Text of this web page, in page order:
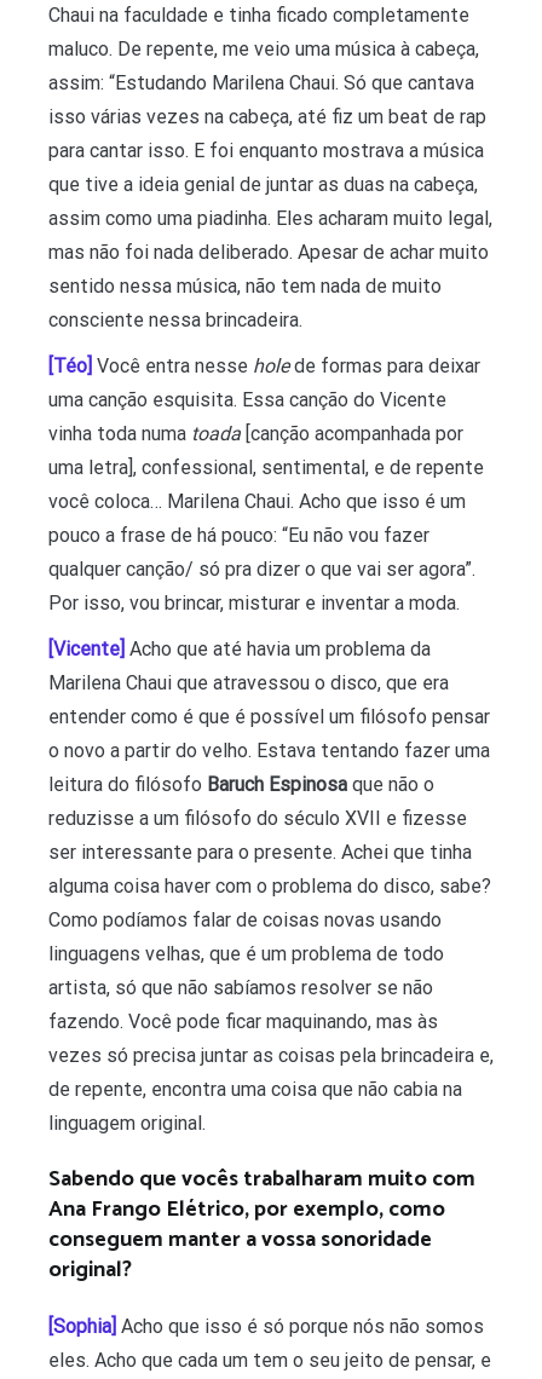
Chaui na faculdade e tinha ficado completamente
maluco. De repente, me veio uma música à cabeça,
assim: “Estudando Marilena Chaui. Só que cantava
isso várias vezes na cabeça, até fiz um beat de rap
para cantar isso. E foi enquanto mostrava a música
que tive a ideia genial de juntar as duas na cabeça,
assim como uma piadinha. Eles acharam muito legal,
mas não foi nada deliberado. Apesar de achar muito
sentido nessa música, não tem nada de muito
consciente nessa brincadeira.
[Téo] Você entra nesse holede formas para deixar
uma canção esquisita. Essa canção do Vicente
vinha toda numa toada [canção acompanhada por
uma letra], confessional, sentimental, e de repente
você coloca… Marilena Chaui. Acho que isso é um
pouco a frase de há pouco: “Eu não vou fazer
qualquer canção/ só pra dizer o que vai ser agora”.
Por isso, vou brincar, misturar e inventar a moda.
[Vicente] Acho que até havia um problema da
Marilena Chaui que atravessou o disco, que era
entender como é que é possível um filósofo pensar
o novo a partir do velho. Estava tentando fazer uma
leitura do filósofo Baruch Espinosa que não o
reduzisse a um filósofo do século XVII e fizesse
ser interessante para o presente. Achei que tinha
alguma coisa haver com o problema do disco, sabe?
Como podíamos falar de coisas novas usando
linguagens velhas, que é um problema de todo
artista, só que não sabíamos resolver se não
fazendo. Você pode ficar maquinando, mas às
vezes só precisa juntar as coisas pela brincadeira e,
de repente, encontra uma coisa que não cabia na
linguagem original.
Sabendo que vocês trabalharam muito com
Ana Frango Elétrico, por exemplo, como
conseguem manter a vossa sonoridade
original?
[Sophia] Acho que isso é só porque nós não somos
eles. Acho que cada um tem o seu jeito de pensar, e